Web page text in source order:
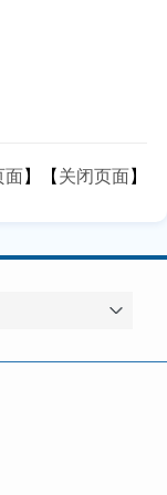
面】【 关闭页面】